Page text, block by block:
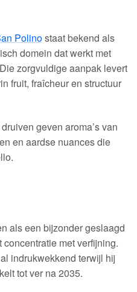
Polinostaat bekend als
domein dat werkt met
zorgvuldige aanpak levert
fruit, fraîcheur en structuur
geven aroma’s van
en aardse nuances die
als een bijzonder geslaagd
met verfijning.
indrukwekkend terwijl hij
tot ver na 2035.